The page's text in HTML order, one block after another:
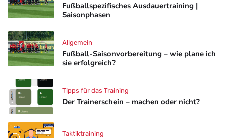
Fußballspezifisches Ausdauertraining |
Saisonphasen
Fußball-Saisonvorbereitung – wie plane ich
sie erfolgreich?
Allgemein
Der Trainerschein – machen oder nicht?
Tipps für das Training
Taktiktraining